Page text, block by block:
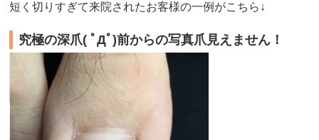
短く切りすぎて来院されたお客様の一例がこちら↓
究極の深爪( ﾟДﾟ)前からの写真爪見えません！